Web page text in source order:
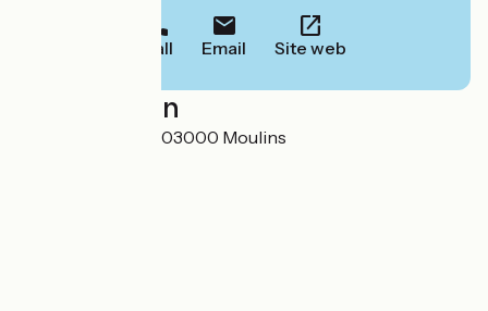
Call Email Site web
Localisation
153 route de Lyon 03000 Moulins